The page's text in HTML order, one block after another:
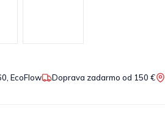
EcoFlow Doprava zadarmo od 150 €